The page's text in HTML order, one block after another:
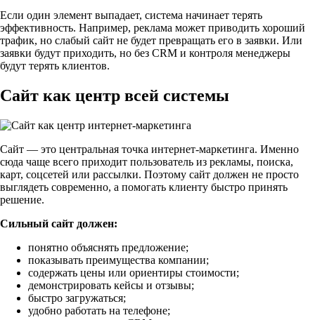
Если один элемент выпадает, система начинает терять
эффективность. Например, реклама может приводить хороший
трафик, но слабый сайт не будет превращать его в заявки. Или
заявки будут приходить, но без CRM и контроля менеджеры
будут терять клиентов.
Сайт как центр всей системы
Сайт — это центральная точка интернет-маркетинга. Именно
сюда чаще всего приходит пользователь из рекламы, поиска,
карт, соцсетей или рассылки. Поэтому сайт должен не просто
выглядеть современно, а помогать клиенту быстро принять
решение.
Сильный сайт должен:
понятно объяснять предложение;
показывать преимущества компании;
содержать цены или ориентиры стоимости;
демонстрировать кейсы и отзывы;
быстро загружаться;
удобно работать на телефоне;